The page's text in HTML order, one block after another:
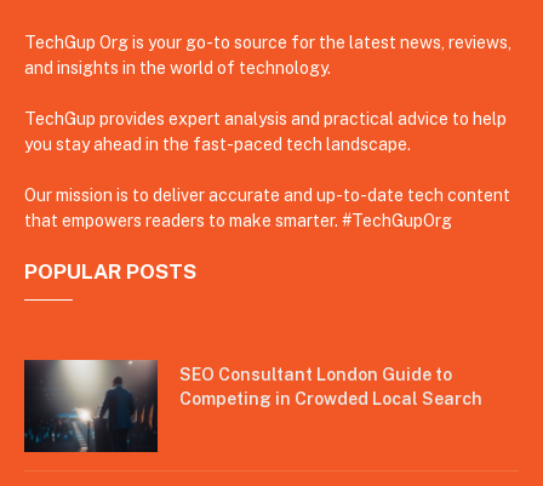
TechGup Org is your go-to source for the latest news, reviews,
and insights in the world of technology.
TechGup provides expert analysis and practical advice to help
you stay ahead in the fast-paced tech landscape.
Our mission is to deliver accurate and up-to-date tech content
that empowers readers to make smarter. #TechGupOrg
POPULAR POSTS
SEO Consultant London Guide to
Competing in Crowded Local Search